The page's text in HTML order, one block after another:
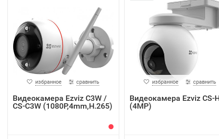
избранное сравнить
Видеокамера Ezviz C3W /
CS-C3W (1080P,4mm,H.265)
избранное сравнить
Видеокамера Ezviz CS-
(4MP)